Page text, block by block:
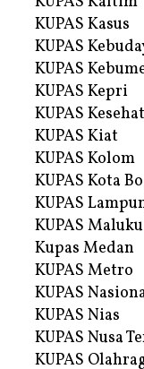
KUPAS Kasus
KUPAS
KUPAS
KUPAS Kepri
KUPAS
KUPAS Kiat
KUPAS Kolom
KUPAS Kota
KUPAS
KUPAS Maluku
Kupas Medan
KUPAS Metro
KUPAS
KUPAS Nias
KUPAS Nusa
KUPAS